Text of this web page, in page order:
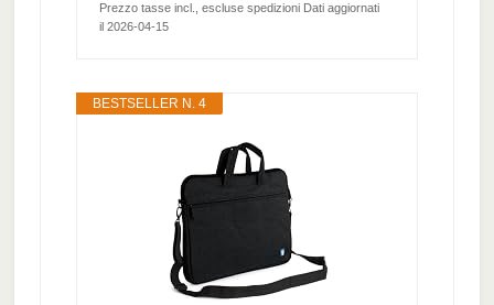
Prezzo tasse incl., escluse spedizioni Dati aggiornati
il 2026-04-15
BESTSELLER N. 4